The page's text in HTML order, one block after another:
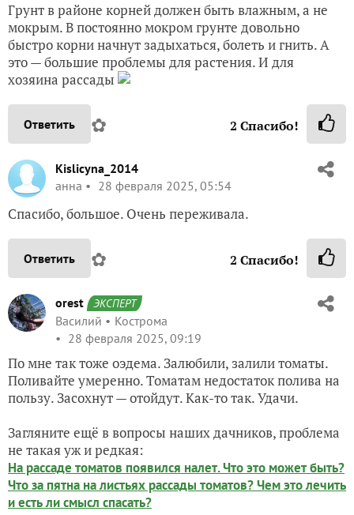
Грунт в районе корней должен быть влажным, а не
мокрым. В постоянно мокром грунте довольно
быстро корни начнут задыхаться, болеть и гнить. А
это — большие проблемы для растения. И для
хозяина рассады
Ответить ✿ 2 Спасибо!
Kislicyna_2014
анна
28 февраля 2025, 05:54
Спасибо, большое. Очень переживала.
Ответить ✿ 2 Спасибо!
orest ЭКСПЕРТ
Василий
Кострома
28 февраля 2025, 09:19
По мне так тоже оэдема. Залюбили, залили томаты.
Поливайте умеренно. Томатам недостаток полива на
пользу. Засохнут — отойдут. Как-то так. Удачи.
Загляните ещё в вопросы наших дачников, проблема
не такая уж и редкая:
На рассаде томатов появился налет. Что это может быть?
Что за пятна на листьях рассады томатов? Чем это лечить
и есть ли смысл спасать?